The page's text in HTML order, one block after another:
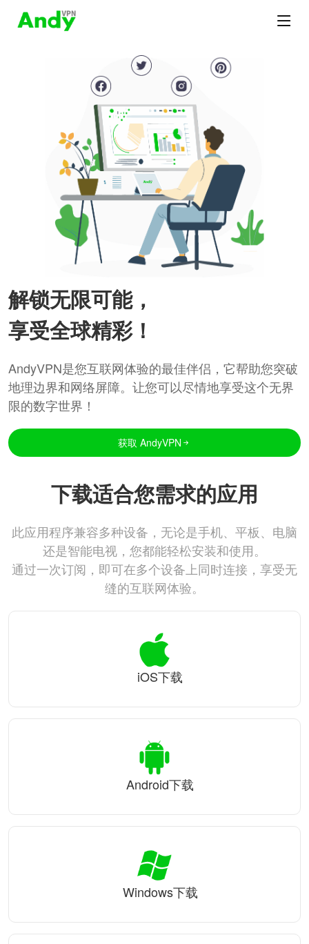
解锁无限可能，
享受全球精彩！
AndyVPN是您互联网体验的最佳伴侣，它帮助您突破
地理边界和网络屏障。让您可以尽情地享受这个无界
限的数字世界！
获取 AndyVPN
下载适合您需求的应用
此应用程序兼容多种设备，无论是手机、平板、电脑
还是智能电视，您都能轻松安装和使用。
通过一次订阅，即可在多个设备上同时连接，享受无
缝的互联网体验。
iOS下载
Android下载
Windows下载